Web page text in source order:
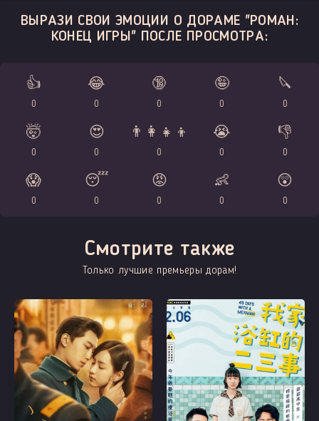
ВЫРАЗИ СВОИ ЭМОЦИИ О ДОРАМЕ "РОМАН:
КОНЕЦ ИГРЫ" ПОСЛЕ ПРОСМОТРА:
👍
0
😂
0
🔞
0
🤪
0
🔪
0
🤯
0
😍
0
👨‍👩‍👧‍👦
0
😭
0
👎
0
😱
0
😴
0
😡
0
👶
0
😲
0
Смотрите также
Только лучшие премьеры дорам!